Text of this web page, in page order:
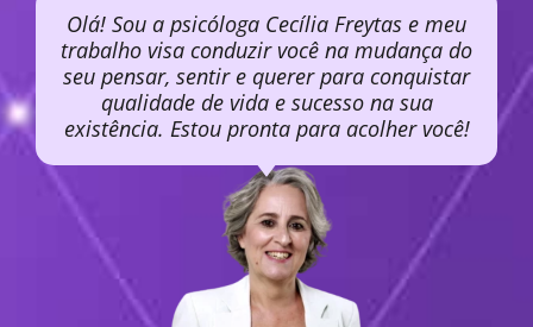
Olá! Sou a psicóloga Cecília Freytas e meu
trabalho visa conduzir você na mudança do
seu pensar, sentir e querer para conquistar
qualidade de vida e sucesso na sua
existência. Estou pronta para acolher você!